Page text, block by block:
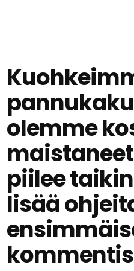
olemme
piilee
lisää